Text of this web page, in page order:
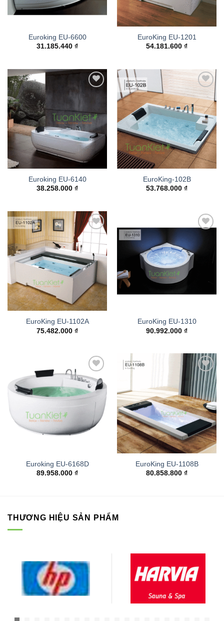
Euroking EU-6600
31.185.440 ₫
EuroKing EU-1201
54.181.600 ₫
Euroking EU-6140
38.258.000 ₫
Add to
wishlist
EuroKing-102B
53.768.000 ₫
wishlist
EuroKing EU-1102A
75.482.000 ₫
EuroKing EU-1310
90.992.000 ₫
Add to
wishlist
Euroking EU-6168D
89.958.000 ₫
Add to
wishlist
EuroKing EU-1108B
80.858.800 ₫
THƯƠNG HIỆU SẢN PHẨM